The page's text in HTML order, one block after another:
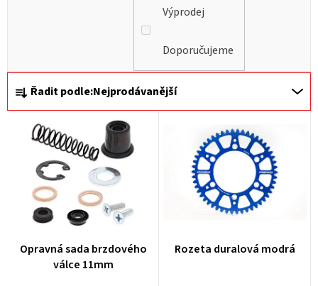
Ř
a
Řadit podle:Nejprodávanější
Výprodej
Doporučujeme
Opravná sada brzdového
válce 11mm
Rozeta duralová modrá